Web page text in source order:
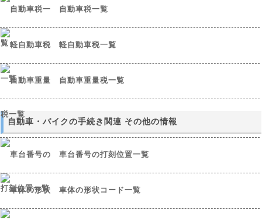
自動車税一覧
軽自動車税一覧
自動車重量税一覧
自動車・バイクの手続き関連 その他の情報
車台番号の打刻位置一覧
車体の形状コード一覧